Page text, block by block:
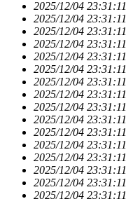
2025/12/04 23:31:11
2025/12/04 23:31:11
2025/12/04 23:31:11
2025/12/04 23:31:11
2025/12/04 23:31:11
2025/12/04 23:31:11
2025/12/04 23:31:11
2025/12/04 23:31:11
2025/12/04 23:31:11
2025/12/04 23:31:11
2025/12/04 23:31:11
2025/12/04 23:31:11
2025/12/04 23:31:11
2025/12/04 23:31:11
2025/12/04 23:31:11
2025/12/04 23:31:11